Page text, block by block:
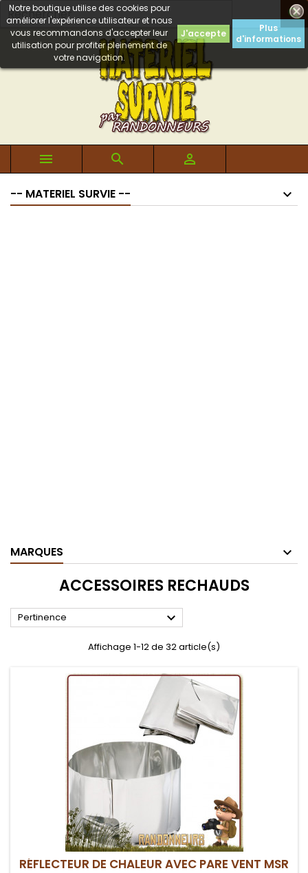

Notre boutique utilise des cookies pour
améliorer l'expérience utilisateur et nous
vous recommandons d'accepter leur
utilisation pour profiter pleinement de
votre navigation.
J'accepte
Plus
d'informations
  
-- MATERIEL SURVIE --
MARQUES
ACCESSOIRES RECHAUDS
Pertinence 
Affichage 1-12 de 32 article(s)
RÉFLECTEUR DE CHALEUR AVEC PARE VENT MSR